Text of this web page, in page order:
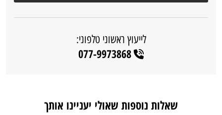
לייעוץ ראשוני טלפוני:
077-9973868
שאלות נוספות שאולי יעניינו אותך